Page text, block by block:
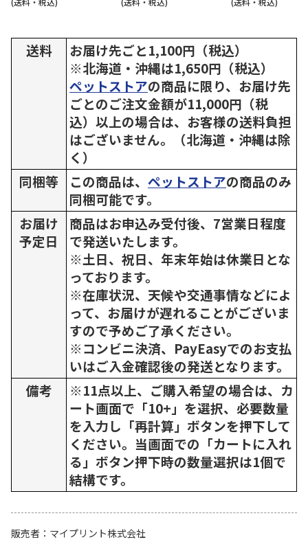
送料
お届け先ごと1,100円（税込）
※北海道・沖縄は1,650円（税込）
ペットストアの商品に限り、お届け先
ごとのご注文金額が11,000円（税
込）以上の場合は、お客様の送料負担
はございません。（北海道・沖縄は除
く）
同梱等
この商品は、 ペットストアの商品のみ
同梱可能です。
お届け
予定日
商品はお申込み受付後、7営業日程度
で発送いたします。
※土日、祝日、年末年始は休業日とな
っております。
※在庫状況、天候や交通事情などによ
って、お届けが遅れることがございま
すので予めご了承ください。
※コンビニ決済、PayEasyでのお支払
いはご入金確認後の発送となります。
備考
※11点以上、ご購入希望の場合は、カ
ート画面で「10+」を選択、必要数量
を入力し「再計算」ボタンを押下して
ください。当画面での「カートに入れ
る」ボタン押下時の数量選択は1個で
結構です。
販売者
マイプリント株式会社